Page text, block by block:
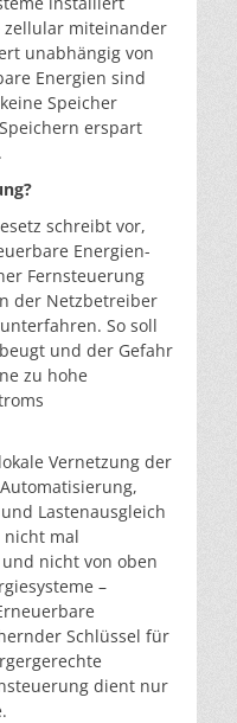
zellular miteinander
unabhängig von
Energien sind
Speicher
erspart
schreibt vor,
Energien-
Fernsteuerung
der Netzbetreiber
So soll
und der Gefahr
zu hohe
Vernetzung der
Lastenausgleich
mal
nicht von oben
–
Schlüssel für
dient nur